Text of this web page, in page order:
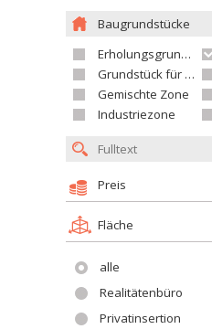
Baugrundstücke
Erholungsgrundstück
Grundstück für Wohnhäuser
Gemischte Zone
Industriezone
Preis
Fläche
alle
Realitätenbüro
Privatinsertion